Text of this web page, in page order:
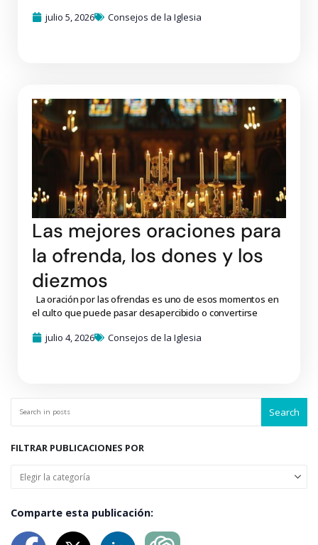
julio 5, 2026
Consejos de la Iglesia
Las mejores oraciones para
la ofrenda, los dones y los
diezmos
La oración por las ofrendas es uno de esos momentos en
el culto que puede pasar desapercibido o convertirse
julio 4, 2026
Consejos de la Iglesia
Search
FILTRAR PUBLICACIONES POR
Comparte esta publicación: